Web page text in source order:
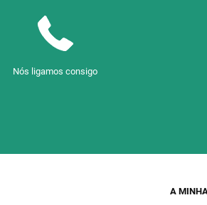
Nós ligamos consigo
A